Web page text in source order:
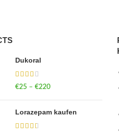
Dukoral
€25 – €220Price range: €25
Lorazepam kaufen